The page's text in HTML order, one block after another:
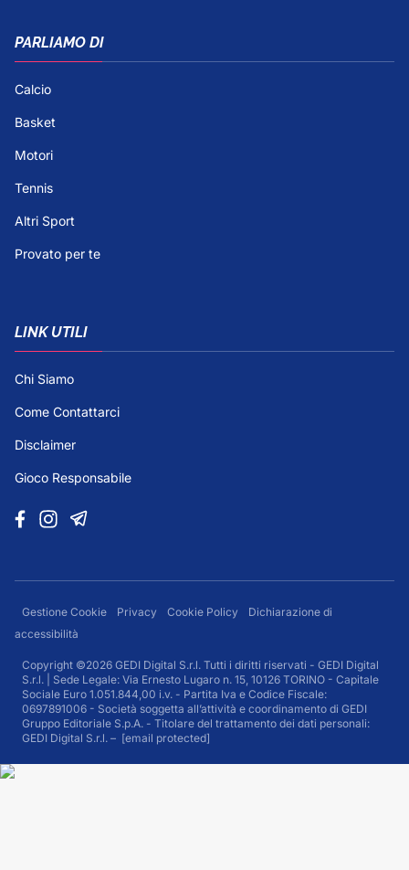
PARLIAMO DI
Calcio
Basket
Motori
Tennis
Altri Sport
Provato per te
LINK UTILI
Chi Siamo
Come Contattarci
Disclaimer
Gioco Responsabile
Gestione Cookie Privacy Cookie Policy
Dichiarazione di
accessibilità
Copyright ©2026 GEDI Digital S.r.l. Tutti i diritti riservati - GEDI Digital
S.r.l. | Sede Legale: Via Ernesto Lugaro n. 15, 10126 TORINO - Capitale
Sociale Euro 1.051.844,00 i.v. - Partita Iva e Codice Fiscale:
0697891006 - Società soggetta all’attività e coordinamento di GEDI
Gruppo Editoriale S.p.A. - Titolare del trattamento dei dati personali:
GEDI Digital S.r.l. – [email protected]